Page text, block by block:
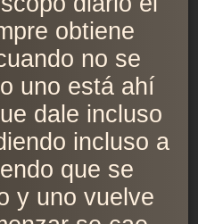
obtiene
no se
uno está ahí
dale incluso
incluso a
que se
y uno vuelve